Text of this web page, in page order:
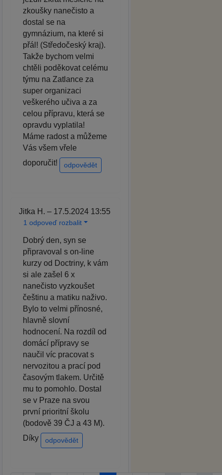
zkoušky nanečisto a
dostal se na
gymnázium, na které si
přál! (Středočeský kraj).
Takže bychom velmi
chtěli poděkovat celému
týmu na Zatlance za
super organizaci
veškerého učiva a za
celou přípravu, která se
opravdu vyplatila!
Máme radost a můžeme
Vás všem vřele
doporučit!
odpovědět
Jitka H. – 17.5.2024 13:55
1 odpoveď rozbalit
Dobrý den, syn se
připravoval s on-line
kurzy od Doctriny, k vám
si ale zašel 6 x
nanečisto vyzkoušet
češtinu a matiku naživo.
Bylo to velmi přínosné,
hlavně slovní
hodnocení. Na rozdíl od
domácí přípravy se
naučil víc pracovat s
nervozitou a prací pod
časovým tlakem. Určitě
mu to pomohlo. Dostal
se v Praze na svou
první prioritní školu
(bodově 39 ČJ a 43 M).
Díky
odpovědět